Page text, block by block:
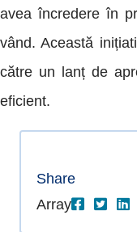
avea încredere în
vând. Această
către un lanț de
eficient.
Share
Array